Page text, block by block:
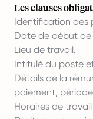
Les clauses
Identification des
Date de début de
Lieu de travail.
Intitulé du poste
Détails de la
paiement,
Horaires de